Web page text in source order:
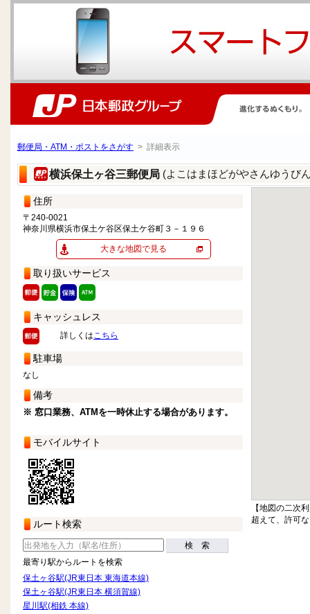
郵便局・ATM・ポストをさがす > 詳細表示
横浜保土ヶ谷三郵便局 (よこはまほどがやさんゆうび
住所
〒240-0021
神奈川県横浜市保土ケ谷区保土ケ谷町３－１９６
大きな地図で見る
取り扱いサービス
キャッシュレス
詳しくはこちら
駐車場
なし
備考
※ 窓口業務、ATMを一時休止する場合があります。
モバイルサイト
ルート検索
検 索
最寄り駅からルートを検索
保土ヶ谷駅(JR東日本 東海道本線)
保土ヶ谷駅(JR東日本 横須賀線)
星川駅(相鉄 本線)
【地図の二次
超えて、許可